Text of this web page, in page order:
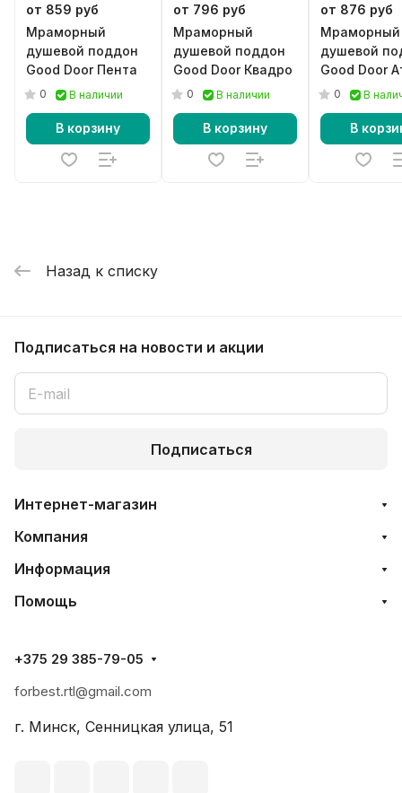
от 859 руб
Мраморный
душевой поддон
Good Door Пента
0 В наличии
В корзину
от 796 руб
Мраморный
душевой поддон
Good Door Квадро
0 В наличии
В корзину
от 876 руб
Мраморный
душевой
Good Door
0 В
В
Назад к списку
Подписаться на новости и акции
Подписаться
Интернет-магазин
Компания
Информация
Помощь
+375 29 385-79-05
forbest.rtl@gmail.com
г. Минск, Сенницкая улица, 51